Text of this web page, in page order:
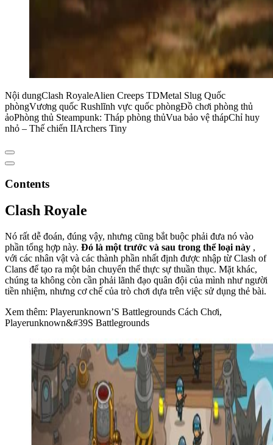
Nội dungClash RoyaleAlien Creeps TDMetal Slug Quốc
phòngVương quốc Rushlĩnh vực quốc phòngĐồ chơi phòng thủ
ảoPhòng thủ Steampunk: Tháp phòng thủVua bảo vệ thápChỉ huy
nhỏ – Thế chiến IIArchers Tiny
Contents
Clash Royale
Nó rất dễ đoán, đúng vậy, nhưng cũng bắt buộc phải đưa nó vào
phần tổng hợp này. Đó là một trước và sau trong thể loại này ,
với các nhân vật và các thành phần nhất định được nhập từ Clash of
Clans để tạo ra một bản chuyển thể thực sự thuần thục. Mặt khác,
chúng ta không còn cần phải lãnh đạo quân đội của mình như người
tiền nhiệm, nhưng cơ chế của trò chơi dựa trên việc sử dụng thẻ bài.
Xem thêm: Playerunknown’S Battlegrounds Cách Chơi,
Playerunknown&#39S Battlegrounds